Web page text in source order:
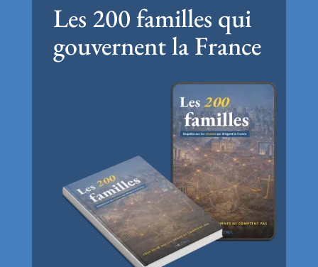
Les 200 familles qui
gouvernent la France